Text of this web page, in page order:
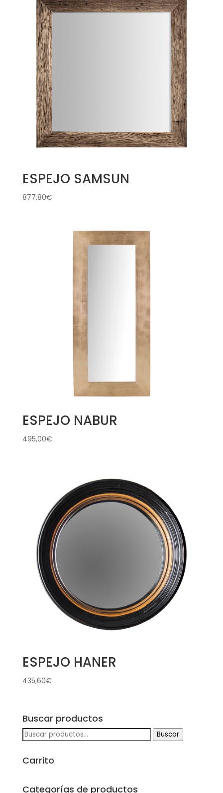
ESPEJO SAMSUN
877,80€
ESPEJO NABUR
495,00€
ESPEJO HANER
435,60€
Buscar productos
Buscar
por:
Buscar
Carrito
Categorías de productos